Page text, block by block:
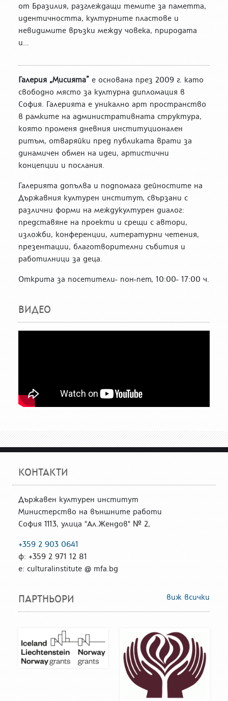
от Бразилия, разглеждащи темите за паметта,
идентичността, културните пластове и
невидимите връзки между човека, природата
и...
Галерия „Мисията” е основана през 2009 г. като
свободно място за културна дипломация в
София. Галерията е уникално арт пространство
в рамките на административната структура,
която променя дневния институционален
ритъм, отваряйки пред публиката врати за
динамичен обмен на идеи, артистични
концепции и послания.
Галерията допълва и подпомага дейностите на
Държавния културен институт, свързани с
различни форми на междукултурен диалог:
представяне на проекти и срещи с автори,
изложби, конференции, литературни четения,
презентации, благотворителни събития и
работилници за деца.
Открита за посетители- пон-пет, 10:00- 17:00 ч.
ВИДЕО
КОНТАКТИ
Държавен културен институт
Министерство на външните работи
София 1113, улица "Ал.Жендов" № 2,
+359 2 903 0641
ф: +359 2 971 12 81
е: culturalinstitute @ mfa.bg
ПАРТНЬОРИ виж всички